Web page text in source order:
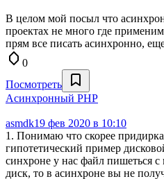
В целом мой посыл что
проектах не много где
прям все писать асинхронно,
0
Посмотреть
Aсинхронный PHP
asmdk19 фев 2020 в 10:10
1. Понимаю что скорее
гипотетический пример
синхроне у нас файл пишеться
диск, то в асинхроне вы не